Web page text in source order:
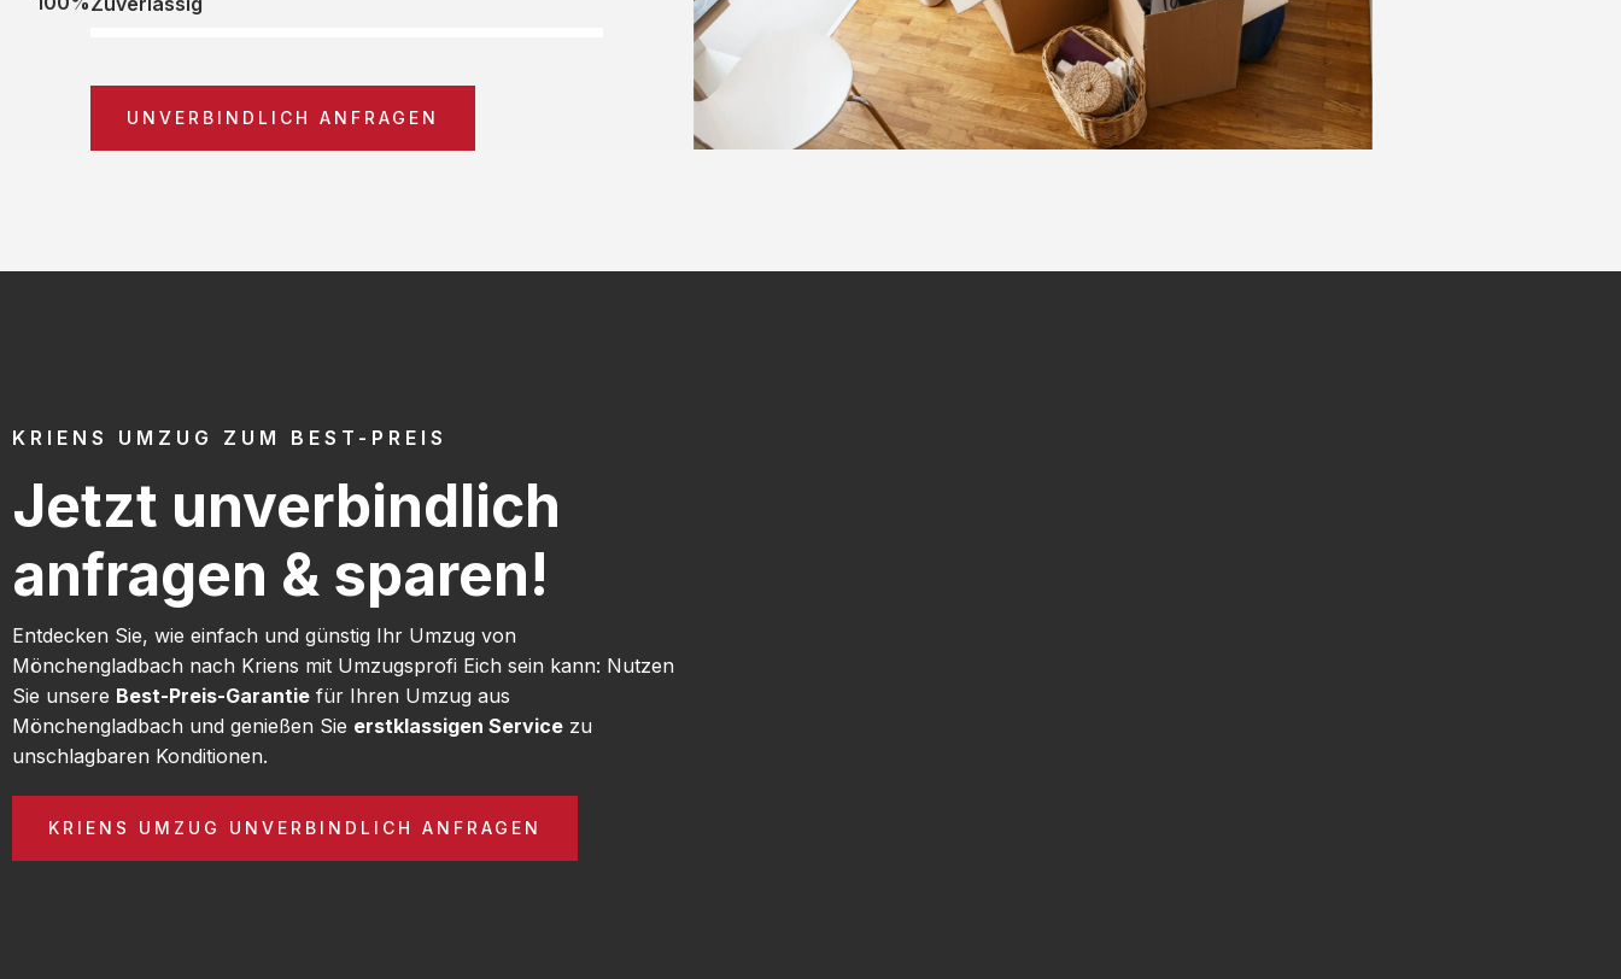
UNVERBINDLICH ANFRAGEN
KRIENS UMZUG ZUM BEST-PREIS
Jetzt unverbindlich
anfragen & sparen!
Entdecken Sie, wie einfach und günstig Ihr Umzug von
Mönchengladbach nach Kriens mit Umzugsprofi Eich sein kann: Nutzen
Sie unsere Best-Preis-Garantie für Ihren Umzug aus
Mönchengladbach und genießen Sie erstklassigen Service zu
unschlagbaren Konditionen.
KRIENS UMZUG UNVERBINDLICH ANFRAGEN